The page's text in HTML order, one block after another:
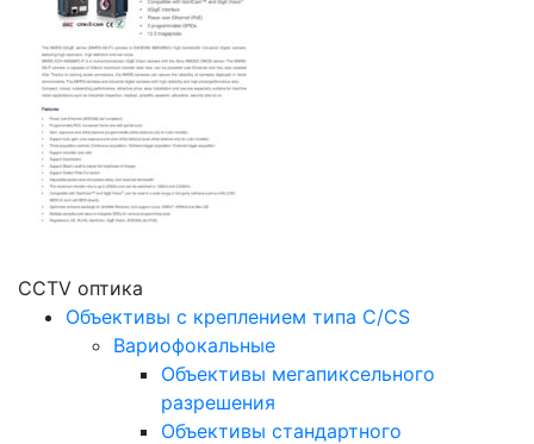
CCTV оптика
Объективы с креплением типа C/CS
Вариофокальные
Объективы мегапиксельного
разрешения
Объективы стандартного